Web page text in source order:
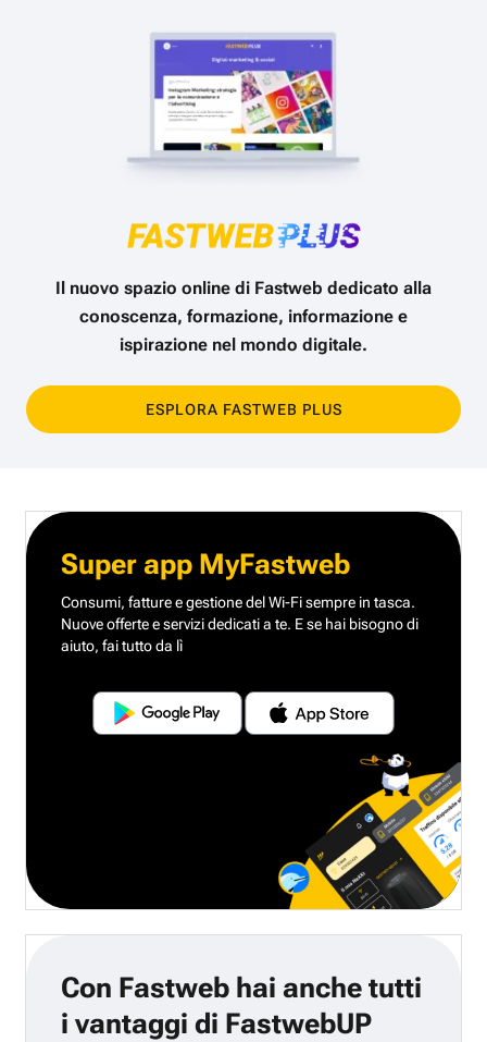
Il nuovo spazio online di Fastweb dedicato alla
conoscenza, formazione, informazione e
ispirazione nel mondo digitale.
ESPLORA FASTWEB PLUS
Super app MyFastweb
Consumi, fatture e gestione del Wi-Fi sempre in tasca.
Nuove offerte e servizi dedicati a te. E se hai bisogno di
aiuto, fai tutto da lì
Con Fastweb hai anche tutti
i vantaggi di FastwebUP